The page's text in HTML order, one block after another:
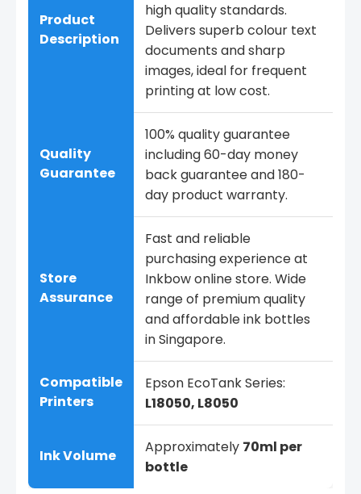
Product
Description
high quality standards.
Delivers superb colour text
documents and sharp
images, ideal for frequent
printing at low cost.
Quality
Guarantee
100% quality guarantee
including 60-day money
back guarantee and 180-
day product warranty.
Store
Assurance
Fast and reliable
purchasing experience at
Inkbow online store. Wide
range of premium quality
and affordable ink bottles
in Singapore.
Compatible
Printers
Epson EcoTank Series:
L18050, L8050
Ink Volume Approximately 70ml per
bottle